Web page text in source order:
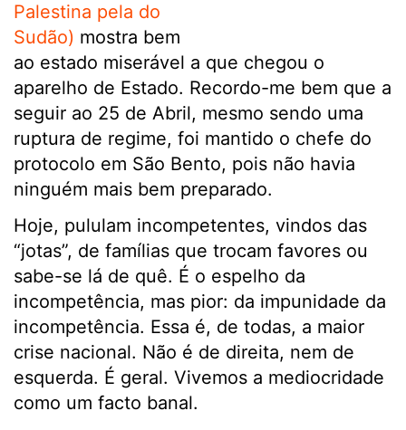
Palestina pela do
Sudão) mostra bem
ao estado miserável a que chegou o
aparelho de Estado. Recordo-me bem que a
seguir ao 25 de Abril, mesmo sendo uma
ruptura de regime, foi mantido o chefe do
protocolo em São Bento, pois não havia
ninguém mais bem preparado.
Hoje, pululam incompetentes, vindos das
“jotas”, de famílias que trocam favores ou
sabe-se lá de quê. É o espelho da
incompetência, mas pior: da impunidade da
incompetência. Essa é, de todas, a maior
crise nacional. Não é de direita, nem de
esquerda. É geral. Vivemos a mediocridade
como um facto banal.